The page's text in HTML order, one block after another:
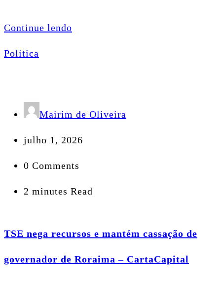
Continue lendo
Política
Mairim de Oliveira
julho 1, 2026
0 Comments
2 minutes Read
TSE nega recursos e mantém cassação de
governador de Roraima – CartaCapital